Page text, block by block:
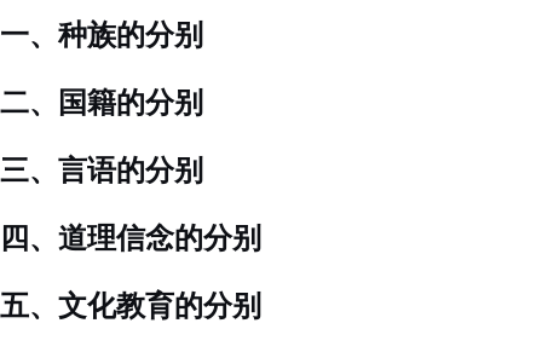
一、种族的分别
二、国籍的分别
三、言语的分别
四、道理信念的分别
五、文化教育的分别